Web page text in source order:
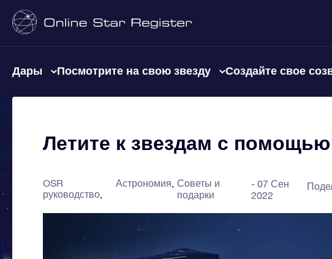
Дары Посмотрите на свою звезду Создайте свое
Летите к звездам с помощью
OSR
руководство
Астрономия Советы и
подарки
07 Сен
2022